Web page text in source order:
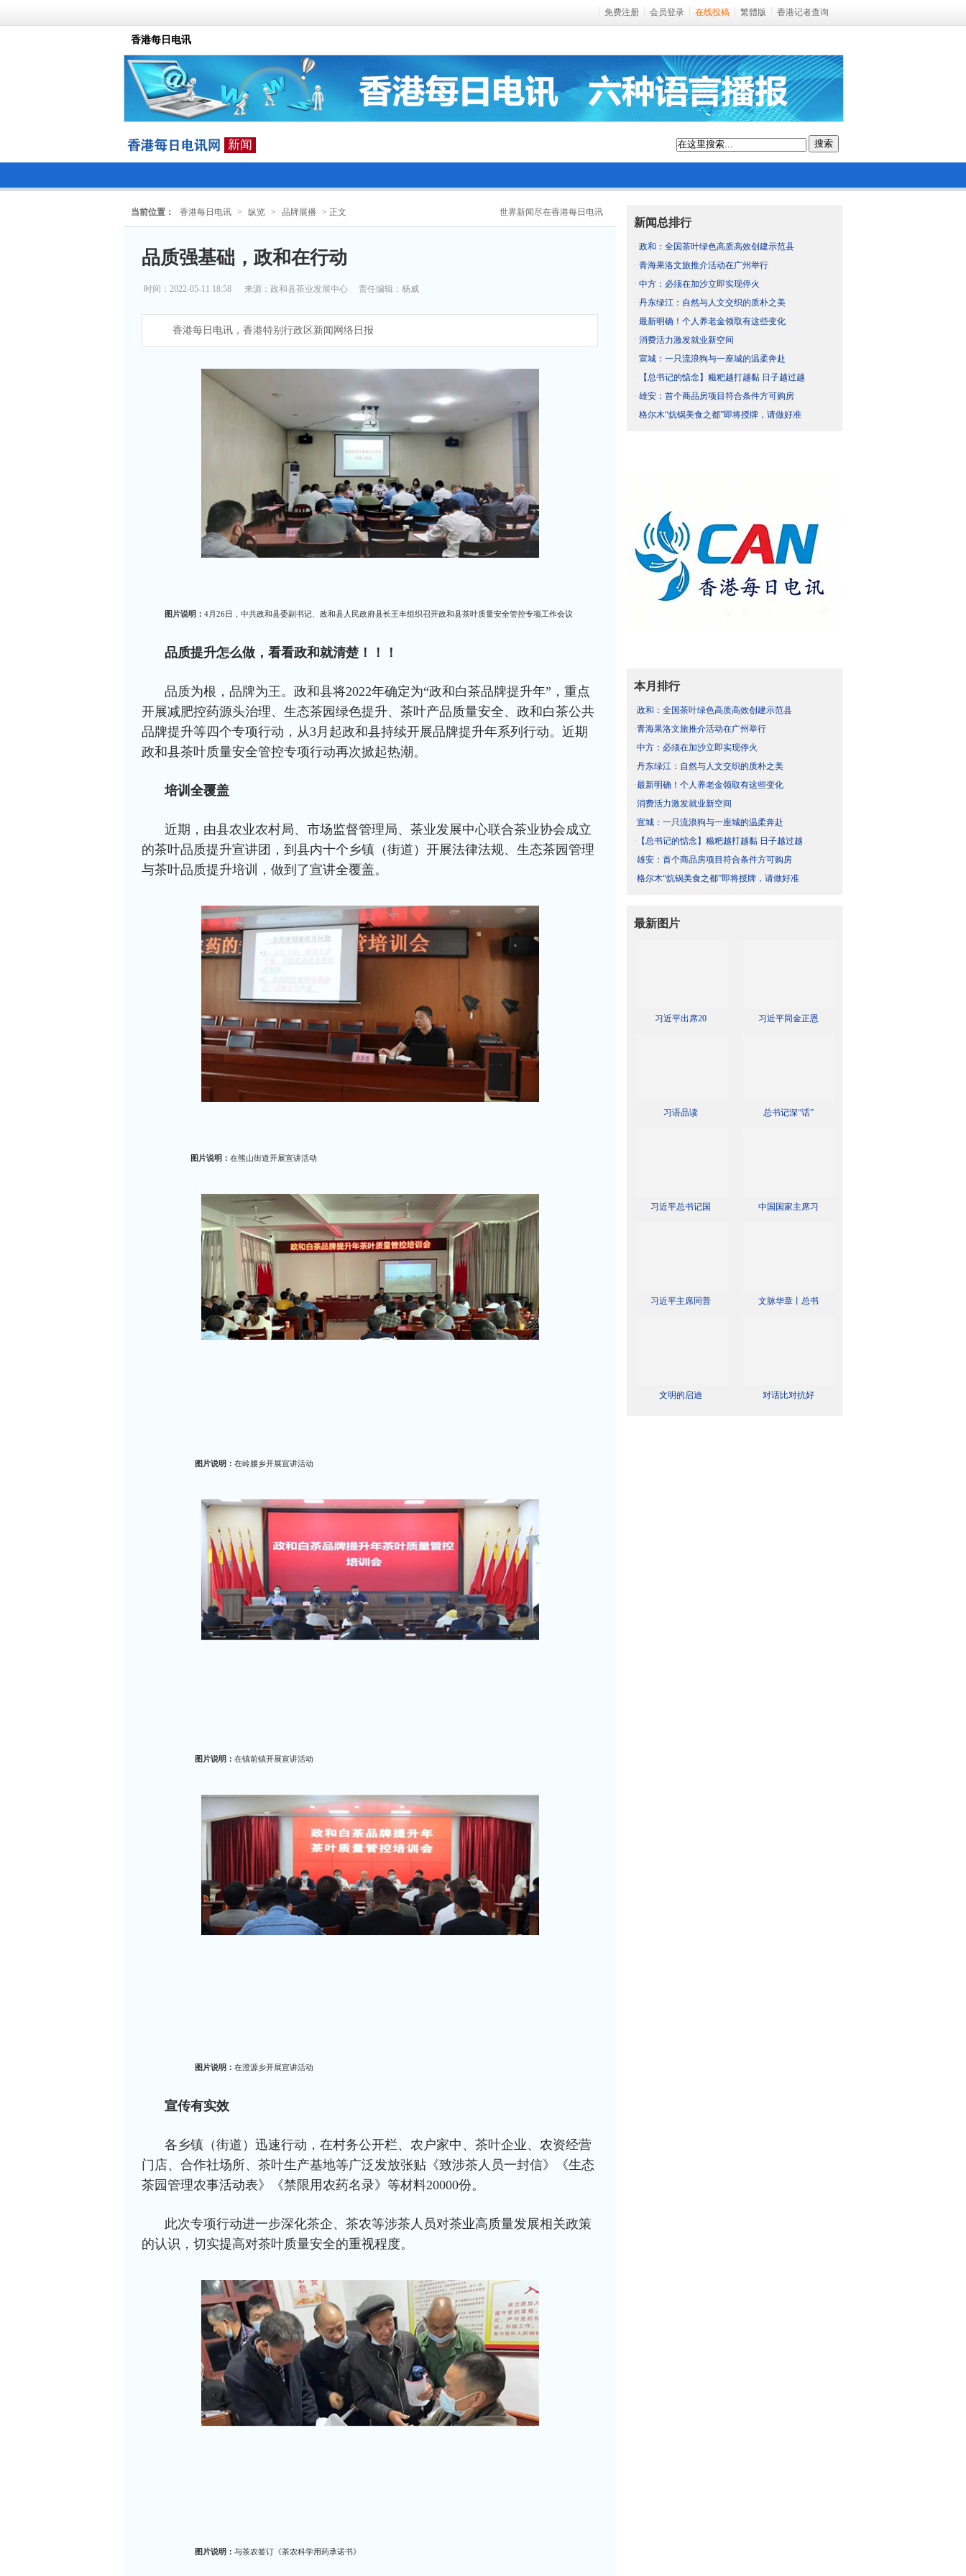
免费注册 会员登录 在线投稿 繁體版 香港记者查询
香港每日电讯
新闻 搜索
世界新闻尽在香港每日电讯
当前位置： 香港每日电讯 > 纵览 > 品牌展播 > 正文
品质强基础，政和在行动
时间：2022-05-11 18:58 来源： 政和县茶业发展中心 责任编辑：杨威
香港每日电讯，香港特别行政区新闻网络日报
图片说明： 4月26日，中共政和县委副书记、政和县人民政府县长王丰组织召开政和县茶叶质量安全管控专项工作会议
品质提升怎么做，看看政和就清楚！！！
品质为根，品牌为王。政和县将2022年确定为“政和白茶品牌提升年”，重点
开展减肥控药源头治理、生态茶园绿色提升、茶叶产品质量安全、政和白茶公共
品牌提升等四个专项行动，从3月起政和县持续开展品牌提升年系列行动。近期
政和县茶叶质量安全管控专项行动再次掀起热潮。
培训全覆盖
近期，由县农业农村局、市场监督管理局、茶业发展中心联合茶业协会成立
的茶叶品质提升宣讲团，到县内十个乡镇（街道）开展法律法规、生态茶园管理
与茶叶品质提升培训，做到了宣讲全覆盖。
图片说明： 在熊山街道开展宣讲活动
图片说明： 在岭腰乡开展宣讲活动
图片说明： 在镇前镇开展宣讲活动
图片说明： 在澄源乡开展宣讲活动
宣传有实效
各乡镇（街道）迅速行动，在村务公开栏、农户家中、茶叶企业、农资经营
门店、合作社场所、茶叶生产基地等广泛发放张贴《致涉茶人员一封信》《生态
茶园管理农事活动表》《禁限用农药名录》等材料20000份。
此次专项行动进一步深化茶企、茶农等涉茶人员对茶业高质量发展相关政策
的认识，切实提高对茶叶质量安全的重视程度。
图片说明： 与茶农签订《茶农科学用药承诺书》
新闻总排行
· 政和：全国茶叶绿色高质高效创建示范县
· 青海果洛文旅推介活动在广州举行
· 中方：必须在加沙立即实现停火
· 丹东绿江：自然与人文交织的质朴之美
· 最新明确！个人养老金领取有这些变化
· 消费活力激发就业新空间
· 宣城：一只流浪狗与一座城的温柔奔赴
·
【总书记的惦念】糍粑越打越黏 日子越过越
· 雄安：首个商品房项目符合条件方可购房
· 格尔木“炕锅美食之都”即将授牌，请做好准
本月排行
·政和：全国茶叶绿色高质高效创建示范县
·青海果洛文旅推介活动在广州举行
·中方：必须在加沙立即实现停火
·丹东绿江：自然与人文交织的质朴之美
·最新明确！个人养老金领取有这些变化
·消费活力激发就业新空间
·宣城：一只流浪狗与一座城的温柔奔赴
· 【总书记的惦念】糍粑越打越黏 日子越过越
·雄安：首个商品房项目符合条件方可购房
·格尔木“炕锅美食之都”即将授牌，请做好准
最新图片
习近平出席20 习近平同金正恩
习语品读 总书记深“话”
习近平总书记国 中国国家主席习
习近平主席同普 文脉华章丨总书
文明的启迪 对话比对抗好